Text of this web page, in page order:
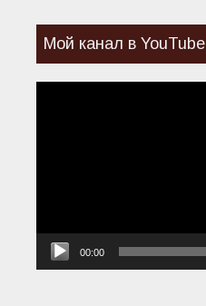
Мой канал в YouTube
00:00